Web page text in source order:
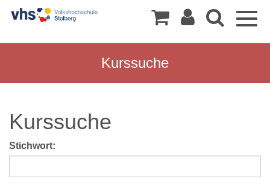
Kurssuche
Kurssuche
Stichwort: